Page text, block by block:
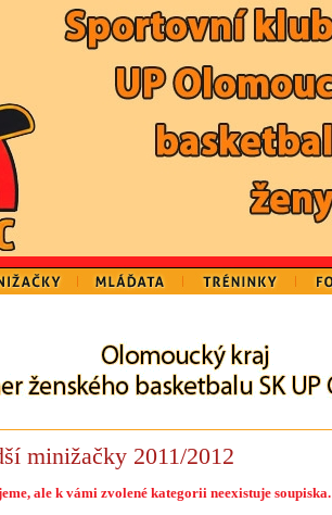
minižačky 2011/2012
ale k vámi zvolené kategorii neexistuje soupiska.